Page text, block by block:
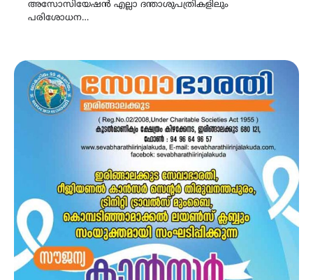
അസോസിയേഷൻ എല്ലാ ദന്താശുപത്രികളിലും
പരിശോധന…